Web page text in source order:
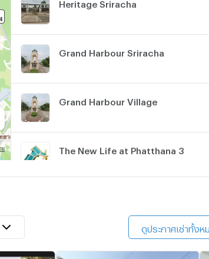
Heritage Sriracha
Grand Harbour Sriracha
Grand Harbour Village
The New Life at Phatthana 3
ดูประกาศเช่าทั้งห